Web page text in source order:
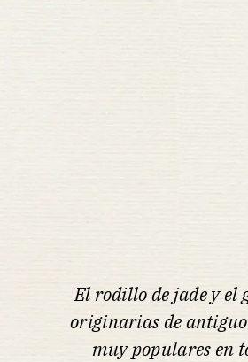
El rodillo de jade y el
originarias de
muy populares en